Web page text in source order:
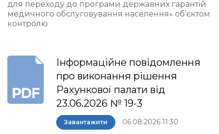
для переходу до програми державних гарантій
медичного обслуговування населення» об’єктом
контролю
Інформаційне повідомлення
про виконання рішення
Рахункової палати від
23.06.2026 № 19-3
Завантажити 06.08.2026 11:30